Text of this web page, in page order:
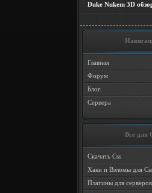
Duke Nukem 3D
Главная
Форум
Блог
Сервера
Все для
Скачать Css
Хаки и Взломы для
Плагины для серверов